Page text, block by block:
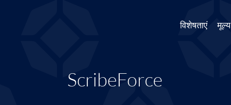
विशेषताएं मूल्य
ScribeForce